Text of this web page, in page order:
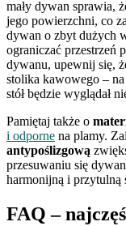
mały dywan sprawia,
jego powierzchni, co
dywan o zbyt dużych
ograniczać przestrzeń
dywanu, upewnij się,
stolika kawowego –
stół będzie wyglądał
Pamiętaj także o
i odporne na plamy.
antypoślizgową
przesuwaniu się
harmonijną i przytulną
FAQ –